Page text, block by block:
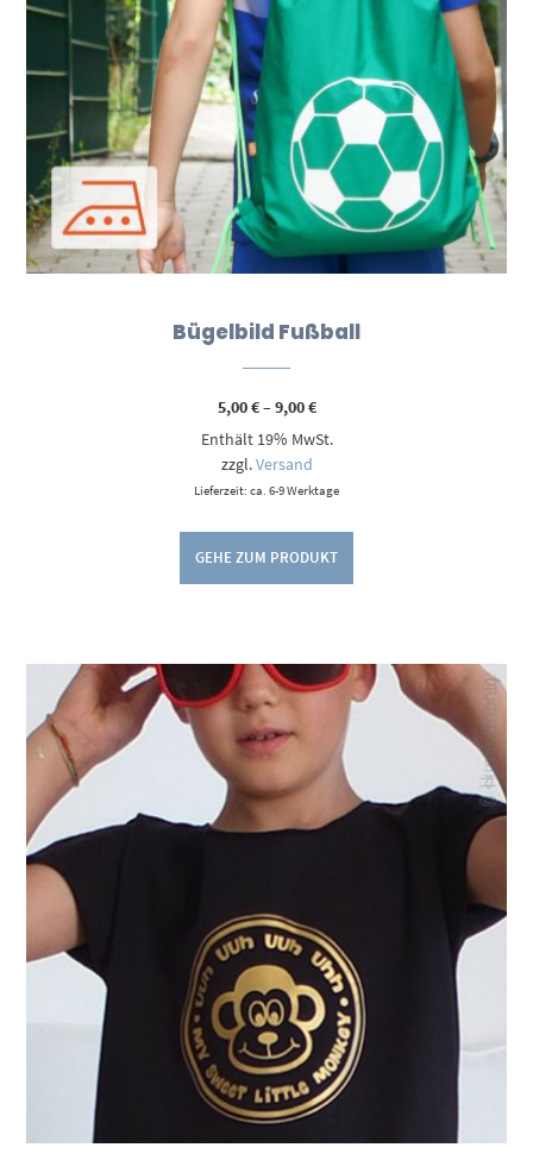
Bügelbild Fußball
5,00€–9,00€Preisspanne:
bis
Enthält 19% MwSt.
zzgl.Versand
Lieferzeit: ca. 6-9 Werktage
GEHE ZUM PRODUKT